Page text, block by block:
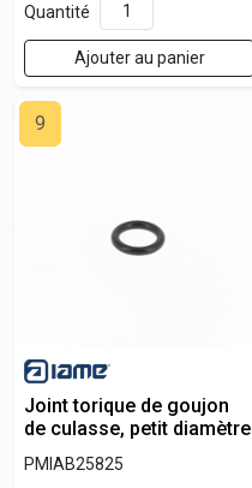
Quantité
Ajouter au panier
9
Joint torique de goujon
de culasse, petit diamètre
PMIAB25825